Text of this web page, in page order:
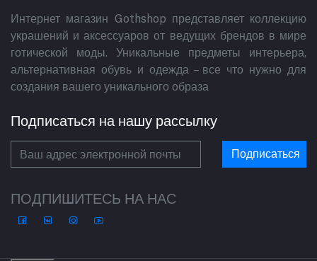
Интернет магазин Gothshop представляет коллекцию
украшений и аксессуаров от ведущих брендов в мире
готической моды. Уникальные предметы интерьера,
альтернативная обувь и одежда – все что нужно для
создания вашего уникального образа
Подписаться на нашу рассылку
Подписаться
ПОДПИШИТЕСЬ НА НАС